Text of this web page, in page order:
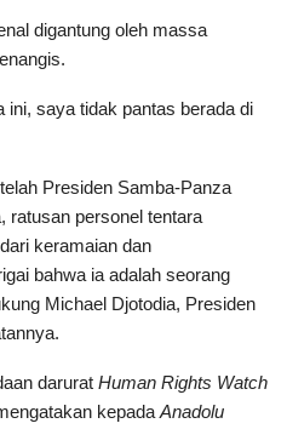
digantung oleh massa
ini, saya tidak pantas berada di
Presiden Samba-Panza
ratusan personel tentara
keramaian dan
bahwa ia adalah seorang
Michael Djotodia, Presiden
darurat Human Rights Watch
kepada Anadolu